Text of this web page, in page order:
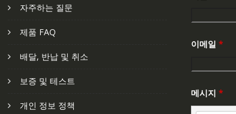
자주하는 질문
제품 FAQ
배달, 반납 및 취소
보증 및 테스트
개인 정보 정책
이메일 *
메시지 *